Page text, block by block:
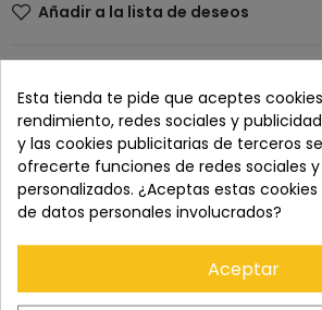
Añadir a la lista de deseos
Paga con tranquilidad en
seguro.
Los pedidos se entregan en
laborables.
Esta tienda te pide que aceptes
rendimiento, redes sociales y
y las cookies publicitarias de terceros
ofrecerte funciones de redes sociales
personalizados. ¿Aceptas estas
de datos personales involucrados?
Aceptar